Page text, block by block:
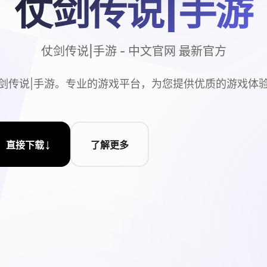
仗剑传说|手游
仗剑传说|手游 - 中文官网 最新官方
传说|手游。专业的游戏平台，为您提供优质的游戏体
直接下载↓ 了解更多